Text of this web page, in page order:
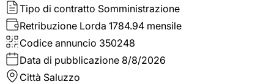
Tipo di contratto Somministrazione
Retribuzione Lorda 1784.94 mensile
Codice annuncio 350248
Data di pubblicazione 8/8/2026
Città Saluzzo